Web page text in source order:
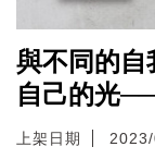
與不同的自
自己的光
上架日期